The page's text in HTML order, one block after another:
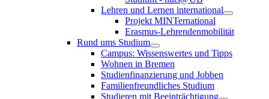
Lehren und Lernen international
Projekt MINTernational
Erasmus-Lehrendenmobilität
Rund ums Studium
Campus: Wissenswertes und Tipps
Wohnen in Bremen
Studienfinanzierung und Jobben
Familienfreundliches Studium
Studieren mit Beeinträchtigung